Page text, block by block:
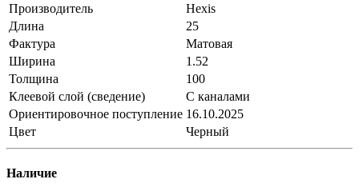
Производитель
Hexis
Длина
25
Фактура
Матовая
Ширина
1.52
Толщина
100
Клеевой слой (сведение)
С каналами
Ориентировочное поступление 16.10.2025
Цвет
Черный
Наличие